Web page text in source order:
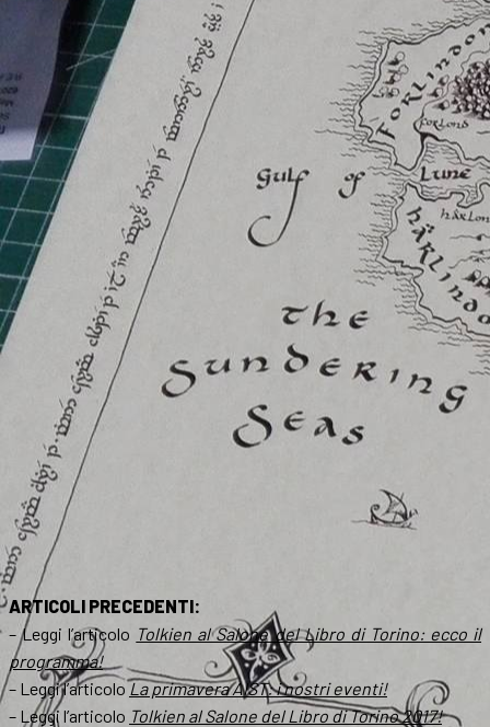
ARTICOLI PRECEDENTI:
– Leggi l’articolo Tolkien al Salone del Libro di Torino: ecco il
programma!
– Leggi l’articoloLa primavera AIST: i nostri eventi!
– Leggi l’articolo Tolkien al Salone del Libro di Torino 2017!